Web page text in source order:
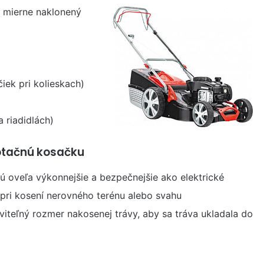
naklonený
pri kolieskach)
riadidlách)
kosačku
oveľa výkonnejšie a bezpečnejšie ako elektrické
kosení nerovného terénu alebo svahu
rozmer nakosenej trávy, aby sa tráva ukladala do